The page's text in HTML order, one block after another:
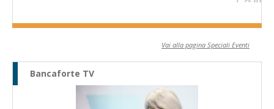
Vai alla pagina Speciali Eventi
Bancaforte TV